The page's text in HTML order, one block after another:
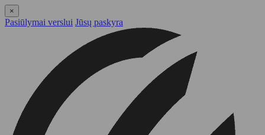
×
Pasiūlymai verslui Jūsų paskyra